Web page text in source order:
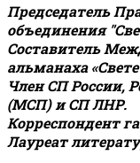
Председатель
объединения
Составитель
альманаха
Член СП России,
(МСП) и СП ЛНР.
Корреспондент
Лауреат